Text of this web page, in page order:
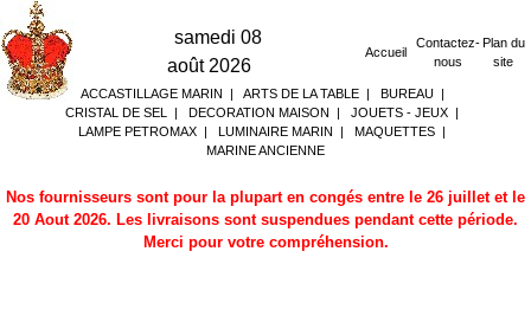
samedi 08
août 2026
Accueil
Contactez-
nous
Plan du
site
ACCASTILLAGE MARIN | ARTS DE LA TABLE| BUREAU|
CRISTAL DE SEL
| DECORATION MAISON | JOUETS - JEUX |
LAMPE PETROMAX | LUMINAIRE MARIN | MAQUETTES |
MARINE ANCIENNE
Nos fournisseurs sont pour la plupart en congés entre le 26 juillet et le
20 Aout 2026. Les livraisons sont suspendues pendant cette période.
Merci pour votre compréhension.